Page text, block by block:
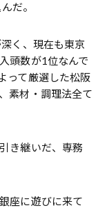
だ。
く、現在も東京
頭数が1位なんで
って厳選した松阪
素材・調理法全て
き継いだ、専務
座に遊びに来て